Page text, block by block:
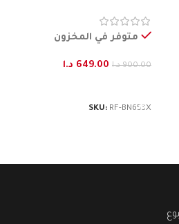
متوفر في المخزون
900.00 د.ا 649.00 د.ا
SKU: RF-BN653X